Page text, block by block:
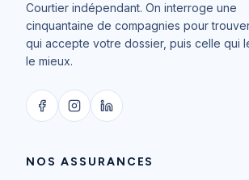
Courtier indépendant. On interroge une
cinquantaine de compagnies pour
qui accepte votre dossier, puis celle qui
le mieux.
NOS ASSURANCES